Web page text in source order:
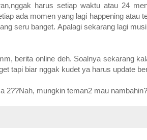
harus setiap waktu atau 24
ada momen yang lagi happening atau
seru banget. Apalagi sekarang lagi
berita online deh. Soalnya sekarang
tapi biar nggak kudet ya harus update
mungkin teman2 mau